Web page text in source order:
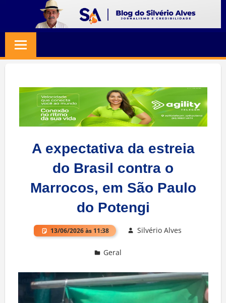
content
SILVERIO
ALVES
Jornalismo
Credibilidade
A expectativa da estreia
do Brasil contra o
Marrocos, em São Paulo
do Potengi
13/06/2026 às 11:38 Silvério Alves
Geral